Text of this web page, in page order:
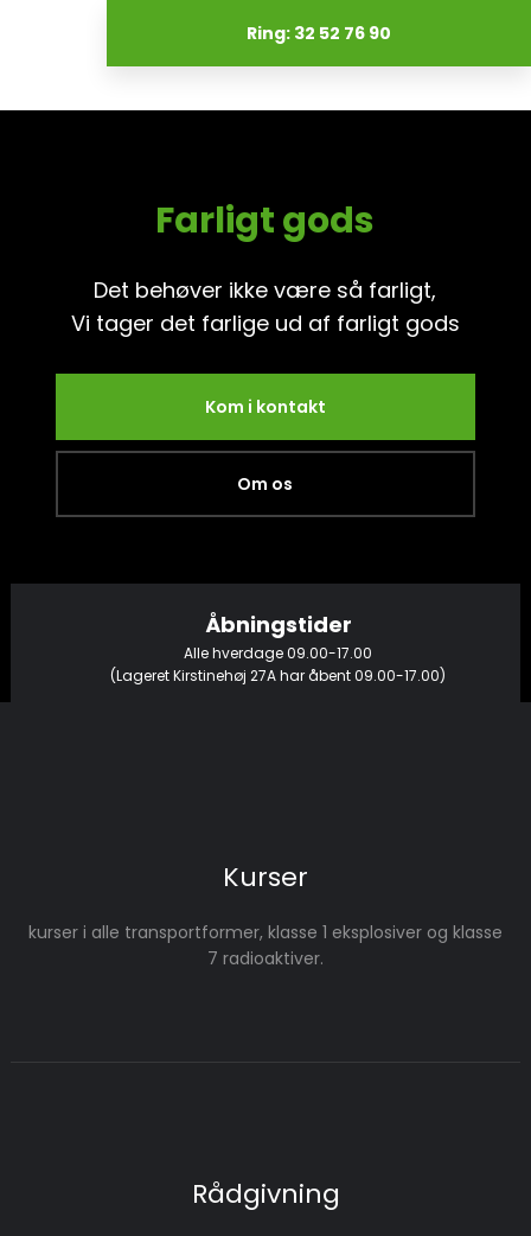
Ring: 32 52 76 90
Farligt gods
Det behøver ikke være så farligt,
​Vi tager det farlige ud af farligt gods
Kom i kontakt
Om os
Åbningstider​
Alle hverdage 09.00-17.00
(Lageret Kirstinehøj 27A har åbent 09.00-17.00)
Kurser
kurser i alle transportformer, klasse 1 eksplosiver og klasse
7 radioaktiver.
Rådgivning